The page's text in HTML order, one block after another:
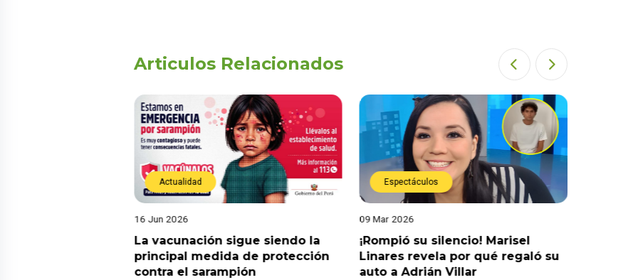
Articulos Relacionados
Actualidad
16 Jun 2026
La vacunación sigue siendo la
principal medida de protección
contra el sarampión
Espectáculos
09 Mar 2026
¡Rompió su silencio! Marisel
Linares revela por qué regaló su
auto a Adrián Villar